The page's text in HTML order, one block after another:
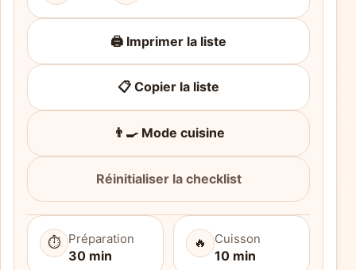
🖨️ Imprimer la liste
📋 Copier la liste
👨‍🍳 Mode cuisine
Réinitialiser la checklist
⏱️ Préparation
30 min
🔥 Cuisson
10 min